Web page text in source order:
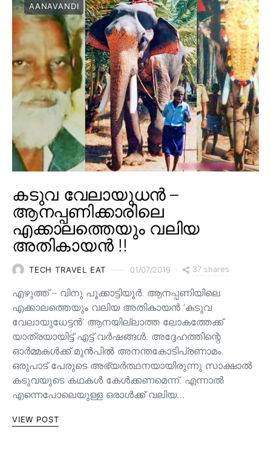
AANAVANDI
കടുവ വേലായുധൻ –
ആനപ്പണിക്കാരിലെ
എക്കാലത്തെയും വലിയ
അതികായൻ !!
TECH TRAVEL EAT 01/07/2019 37 shares
എഴുത്ത് – വിനു പൂക്കാട്ടിയൂർ. ആനപ്പണിയിലെ
എക്കാലത്തെയും വലിയ അതികായൻ ‘കടുവ
വേലായുധേട്ടൻ’ ആനയില്ലാത്ത ലോകത്തേക്ക്
യാത്രയായിട്ട് എട്ട് വർഷങ്ങൾ. അദ്ദേഹത്തിന്റെ
ഓർമ്മകൾക്ക് മുൻപിൽ അനന്തകോടിപ്രണാമം.
ഒരുപാട് പേരുടെ അഭ്യർത്ഥനയായിരുന്നു സാക്ഷാൽ
കടുവയുടെ കഥകൾ കേൾക്കണമെന്ന്. എന്നാൽ
എന്നെപോലെയുള്ള ഒരാൾക്ക് വലിയ…
VIEW POST